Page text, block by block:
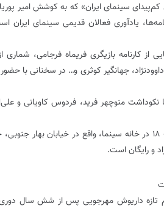
سینمای ایران» که به کوشش امیر
یادآوری فعالان قدیمی سینمای
از کارنامه بازیگری فریماه فرجامی، شماری
جهانگیر کوثری و… در سخنانی با
منوچهر فرید، فردوس کاویانی و
و رایگان است.
تازه داریوش مهرجویی پس از شش سال دوری